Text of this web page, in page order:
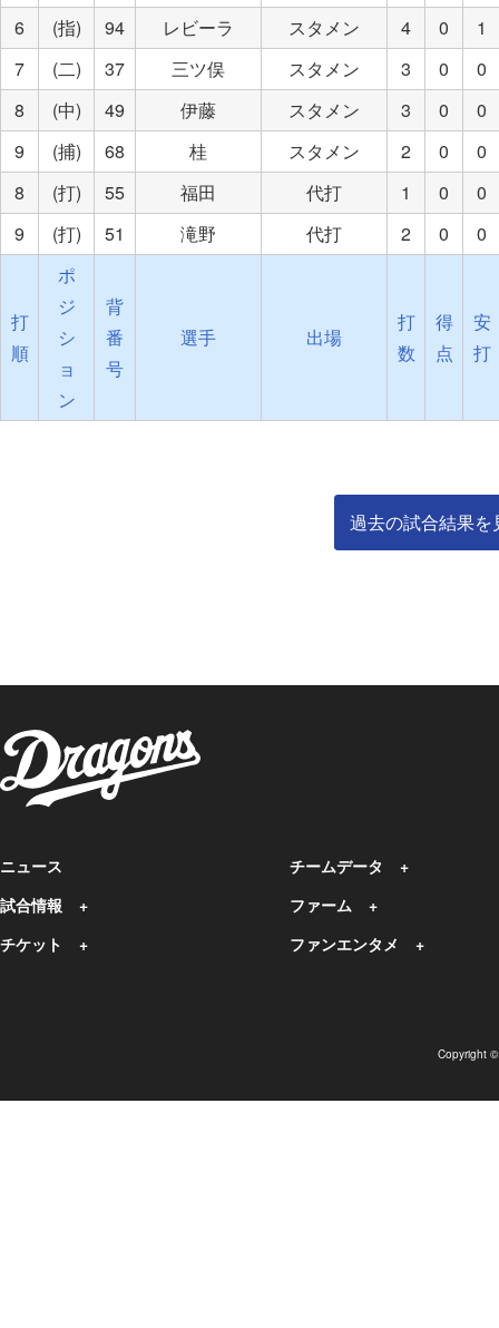
6
(指) 94 レビーラ スタメン 4 0
1
7
(二) 37 三ツ俣 スタメン 3 0
0
8
(中) 49 伊藤 スタメン 3 0
0
9
(捕) 68 桂 スタメン 2 0
0
8
(打) 55 福田 代打 1 0
0
9
(打) 51 滝野 代打 2 0 0
打
順
ポ
ジ
シ
ョ
ン
背
番
号
選手 出場
打
数
得
点
安
打
過去の試合結果
ニュース
試合情報
チケット
チームデータ
ファーム
ファンエンタメ
Copyright